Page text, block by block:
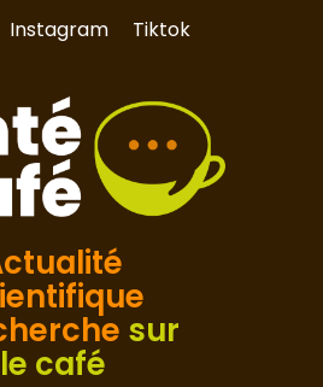
Instagram Tiktok
sur
le café